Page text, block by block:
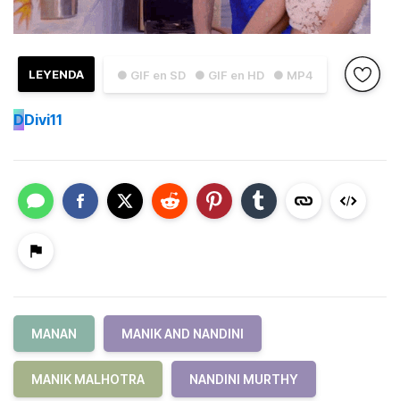
● GIF en SD ● GIF en HD ● MP4
LEYENDA
DDivi11
MANAN MANIK AND NANDINI
MANIK MALHOTRA NANDINI MURTHY